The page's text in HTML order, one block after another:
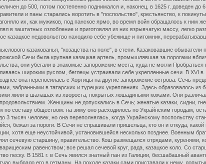
до 500, потом постепенно поднимался и, наконец, в 1625 г. доведен до
и паны старались воротить в "поспольство", крестьянство, к
их, как мужиков, под панское ярмо, во время войн обращалось к
в заштатных озлобление и приготовлял из них взрывчатую массу, легко
казацкое недовольство находило себе убежище и питомник,
казакованья, "козацства на поле", в степи. Казаковавшие
Сечи была крупная казацкая артель, промышлявшая за порогами
они убегали в знакомые запорожские места, куда не могли
широким руслом, беглецы устраивали себе укрепленные сечи. В XVI
она переносилась с Хортицы на другие запорожские острова. Сечь
забранными в татарских и турецких укреплениях. Здесь
жили в шалашах из хвороста, покрытых лошадиными кожами. Они
Женщины не допускались в Сечь; женатые казаки, сидни,
составу обществом: на зиму оно расходилось по Украйнским городам,
тысяч человек, но она переполнялась, когда Украйнскому поспольству
бежал за пороги. В Сечи не спрашивали пришельца, кто он и откуда,
хотя еще неустойчивой, установившейся несколько позднее. Военным
сечевую старшину, правительство. Кош размещался отрядами,
равенством; все решал сечевой круг, рада, казацкое коло. Со
песку. В 1581 г. в Сечь явился знатный пан из Галиции, бесшабашный
выбрало его в гетманы. На походе казаки сами приставали к нему,